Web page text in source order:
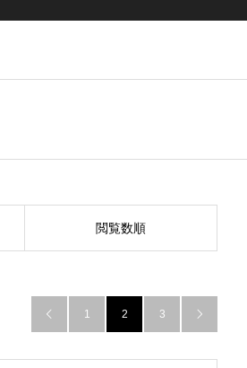
閲覧数順
 1 2 3 